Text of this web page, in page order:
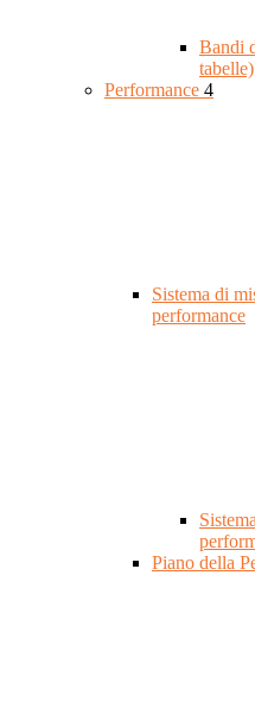
Bandi
tabelle)
Performance 4
Sistema di
performance
Piano della